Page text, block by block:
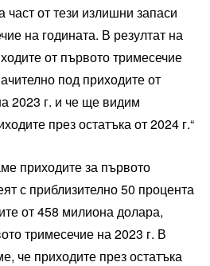
част от тези излишни запаси
на годината. В резултат на
от първото тримесечие
под приходите от
2023 г. и че ще видим
през остатъка от 2024 г.“
приходите за първото
с приблизително 50 процента
от 458 милиона долара,
тримесечие на 2023 г. В
че приходите през остатъка